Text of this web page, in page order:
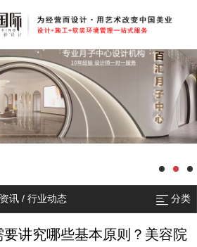
讯 /行业动态 分类
讲究哪些基本原则？美容院